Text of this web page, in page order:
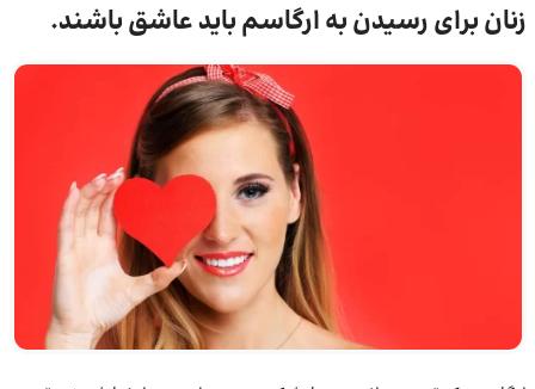
زنان برای رسیدن به ارگاسم باید عاشق باشند.